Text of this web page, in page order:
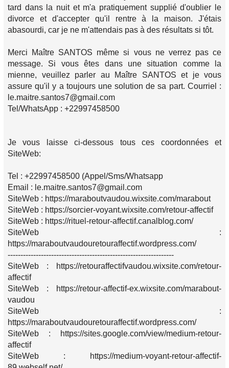
tard dans la nuit et m'a pratiquement supplié d'oublier le
divorce et d'accepter qu'il rentre à la maison. J'étais
abasourdi, car je ne m'attendais pas à des résultats si tôt.
Merci Maître SANTOS même si vous ne verrez pas ce
message. Si vous êtes dans une situation comme la
mienne, veuillez parler au Maître SANTOS et je vous
assure qu'il y a toujours une solution de sa part. Courriel :
le.maitre.santos7@gmail.com
Tel/WhatsApp : +22997458500
Je vous laisse ci-dessous tous ces coordonnées et
SiteWeb:
Tel : +22997458500 (Appel/Sms/Whatsapp
Email : le.maitre.santos7@gmail.com
SiteWeb : https://maraboutvaudou.wixsite.com/marabout
SiteWeb : https://sorcier-voyant.wixsite.com/retour-affectif
SiteWeb : https://rituel-retour-affectif.canalblog.com/
SiteWeb :
https://maraboutvaudouretouraffectif.wordpress.com/
-----------------------------------------------------------------
SiteWeb : https://retouraffectifvaudou.wixsite.com/retour-
affectif
SiteWeb : https://retour-affectif-ex.wixsite.com/marabout-
vaudou
SiteWeb :
https://maraboutvaudouretouraffectif.wordpress.com/
SiteWeb : https://sites.google.com/view/medium-retour-
affectif
SiteWeb : https://medium-voyant-retour-affectif-